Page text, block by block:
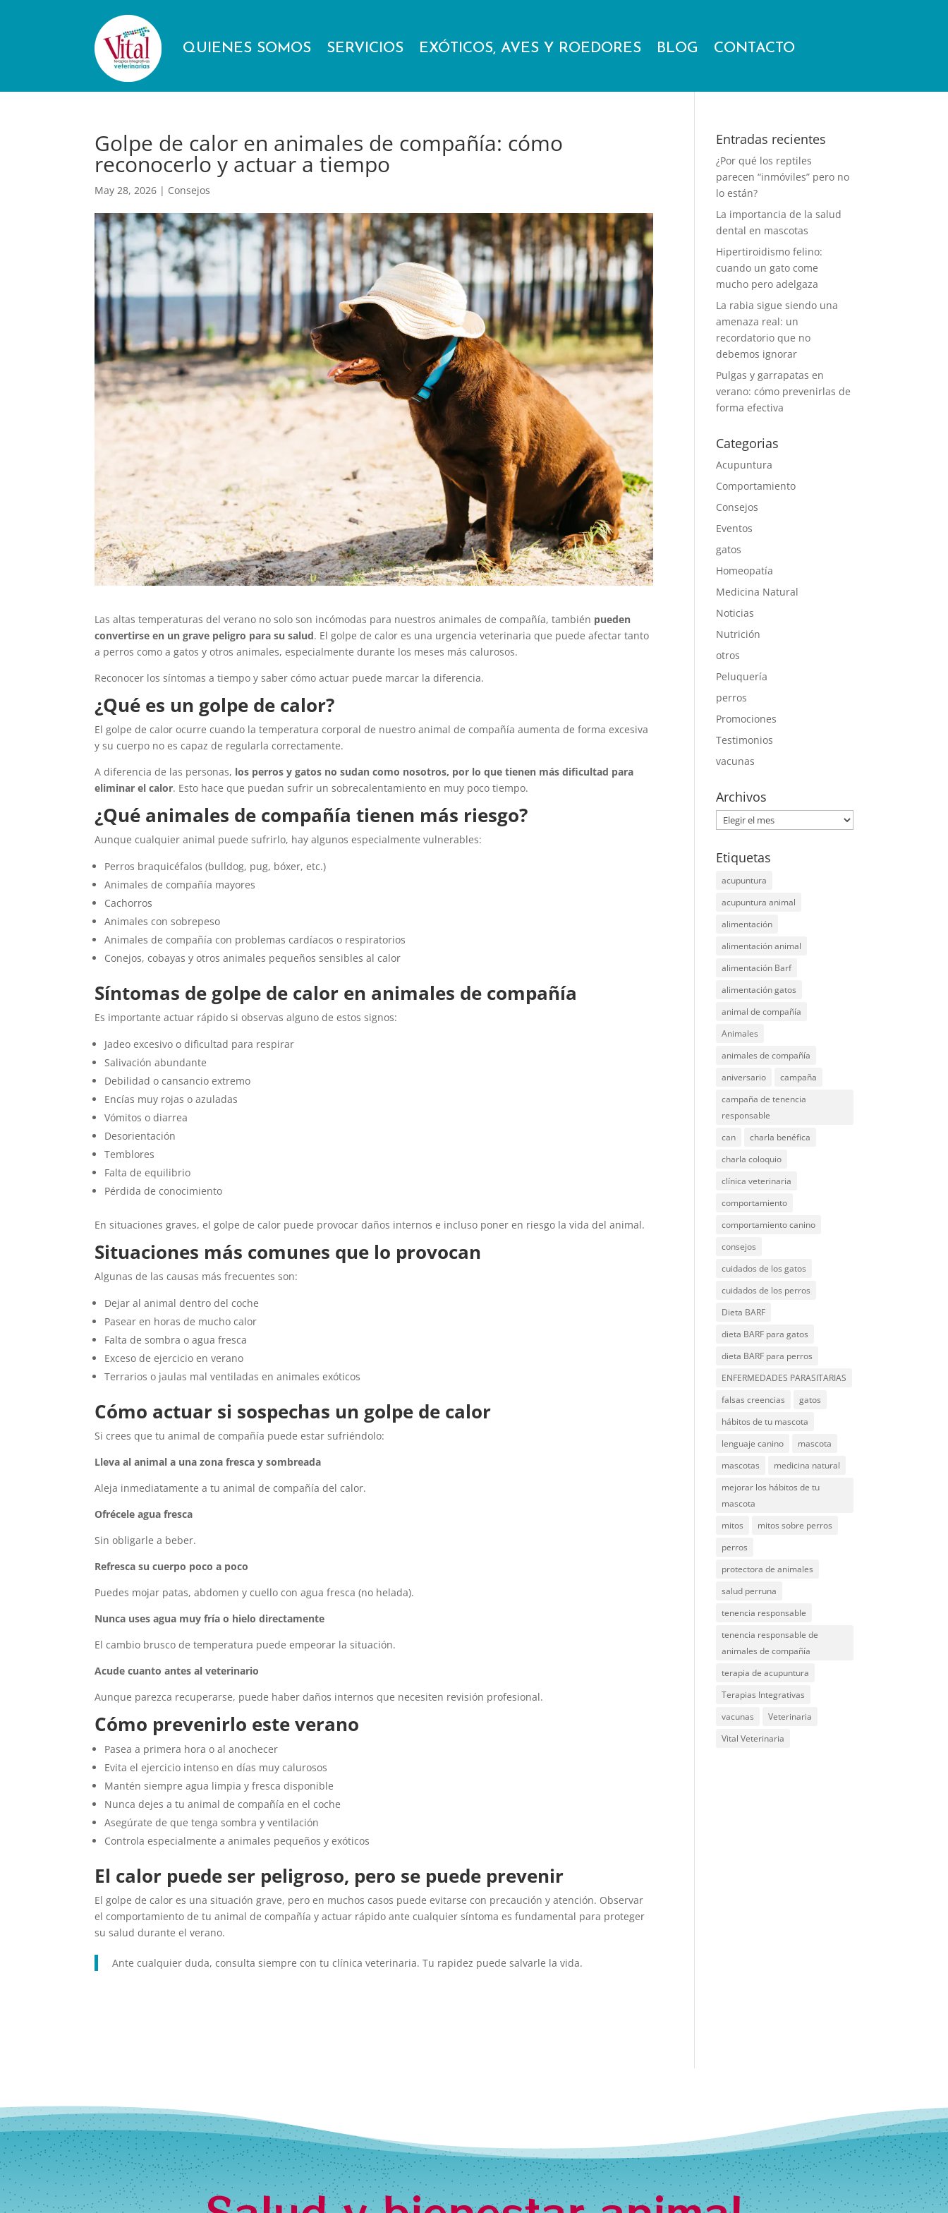
QUIENES SOMOS SERVICIOS EXÓTICOS, AVES Y ROEDORES BLOG CONTACTO
Golpe de calor en animales de compañía: cómo
reconocerlo y actuar a tiempo
May 28, 2026 | Consejos
Las altas temperaturas del verano no solo son incómodas para nuestros animales de compañía, también pueden
convertirse en un grave peligro para su salud. El golpe de calor es una urgencia veterinaria que puede afectar tanto
a perros como a gatos y otros animales, especialmente durante los meses más calurosos.
Reconocer los síntomas a tiempo y saber cómo actuar puede marcar la diferencia.
¿Qué es un golpe de calor?
El golpe de calor ocurre cuando la temperatura corporal de nuestro animal de compañía aumenta de forma excesiva
y su cuerpo no es capaz de regularla correctamente.
A diferencia de las personas, los perros y gatos no sudan como nosotros, por lo que tienen más dificultad para
eliminar el calor. Esto hace que puedan sufrir un sobrecalentamiento en muy poco tiempo.
¿Qué animales de compañía tienen más riesgo?
Aunque cualquier animal puede sufrirlo, hay algunos especialmente vulnerables:
Perros braquicéfalos (bulldog, pug, bóxer, etc.)
Animales de compañía mayores
Cachorros
Animales con sobrepeso
Animales de compañía con problemas cardíacos o respiratorios
Conejos, cobayas y otros animales pequeños sensibles al calor
Síntomas de golpe de calor en animales de compañía
Es importante actuar rápido si observas alguno de estos signos:
Jadeo excesivo o dificultad para respirar
Salivación abundante
Debilidad o cansancio extremo
Encías muy rojas o azuladas
Vómitos o diarrea
Desorientación
Temblores
Falta de equilibrio
Pérdida de conocimiento
En situaciones graves, el golpe de calor puede provocar daños internos e incluso poner en riesgo la vida del animal.
Situaciones más comunes que lo provocan
Algunas de las causas más frecuentes son:
Dejar al animal dentro del coche
Pasear en horas de mucho calor
Falta de sombra o agua fresca
Exceso de ejercicio en verano
Terrarios o jaulas mal ventiladas en animales exóticos
Cómo actuar si sospechas un golpe de calor
Si crees que tu animal de compañía puede estar sufriéndolo:
Lleva al animal a una zona fresca y sombreada
Aleja inmediatamente a tu animal de compañía del calor.
Ofrécele agua fresca
Sin obligarle a beber.
Refresca su cuerpo poco a poco
Puedes mojar patas, abdomen y cuello con agua fresca (no helada).
Nunca uses agua muy fría o hielo directamente
El cambio brusco de temperatura puede empeorar la situación.
Acude cuanto antes al veterinario
Aunque parezca recuperarse, puede haber daños internos que necesiten revisión profesional.
Cómo prevenirlo este verano
Pasea a primera hora o al anochecer
Evita el ejercicio intenso en días muy calurosos
Mantén siempre agua limpia y fresca disponible
Nunca dejes a tu animal de compañía en el coche
Asegúrate de que tenga sombra y ventilación
Controla especialmente a animales pequeños y exóticos
El calor puede ser peligroso, pero se puede prevenir
El golpe de calor es una situación grave, pero en muchos casos puede evitarse con precaución y atención. Observar
el comportamiento de tu animal de compañía y actuar rápido ante cualquier síntoma es fundamental para proteger
su salud durante el verano.
Ante cualquier duda, consulta siempre con tu clínica veterinaria. Tu rapidez puede salvarle la vida.
Entradas recientes
¿Por qué los reptiles
parecen “inmóviles” pero no
lo están?
La importancia de la salud
dental en mascotas
Hipertiroidismo felino:
cuando un gato come
mucho pero adelgaza
La rabia sigue siendo una
amenaza real: un
recordatorio que no
debemos ignorar
Pulgas y garrapatas en
verano: cómo prevenirlas de
forma efectiva
Categorias
Acupuntura
Comportamiento
Consejos
Eventos
gatos
Homeopatía
Medicina Natural
Noticias
Nutrición
otros
Peluquería
perros
Promociones
Testimonios
vacunas
Archivos
Archivos
Etiquetas
acupuntura
acupuntura animal
alimentación
alimentación animal
alimentación Barf
alimentación gatos
animal de compañía
Animales
animales de compañía
aniversario
campaña
campaña de tenencia
responsable
can
charla benéfica
charla coloquio
clínica veterinaria
comportamiento
comportamiento canino
consejos
cuidados de los gatos
cuidados de los perros
Dieta BARF
dieta BARF para gatos
dieta BARF para perros
ENFERMEDADES PARASITARIAS
falsas creencias
gatos
hábitos de tu mascota
lenguaje canino
mascota
mascotas
medicina natural
mejorar los hábitos de tu
mascota
mitos
mitos sobre perros
perros
protectora de animales
salud perruna
tenencia responsable
tenencia responsable de
animales de compañía
terapia de acupuntura
Terapias Integrativas
vacunas
Veterinaria
Vital Veterinaria